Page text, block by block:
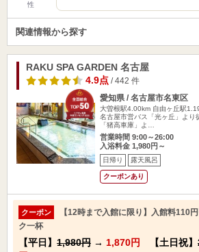
性
関連情報から探す
RAKU SPA GARDEN 名古屋
4.9点/ 442 件
愛知県 / 名古屋市名東区
大曽根駅4.00km 自由ヶ丘駅
名古屋市営バス「光ヶ丘」より
「猪高車庫」よ…
営業時間 9:00～26:00
入浴料金 1,980円～
日帰り 露天風呂
クーポンあり
クーポン
【12時まで入館に限り】入館料110
ク一杯
【平日】 1,980円 → 1,870円 【土日祝】